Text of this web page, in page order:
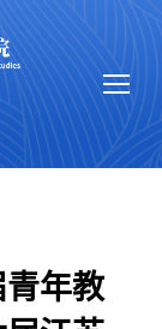
年教